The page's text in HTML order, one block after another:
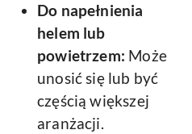
Do napełnienia
helem lub
powietrzem: Może
unosić się lub być
częścią większej
aranżacji.